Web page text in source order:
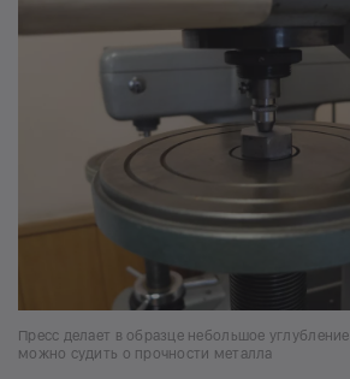
Пресс делает в образце небольшое
можно судить о прочности металла